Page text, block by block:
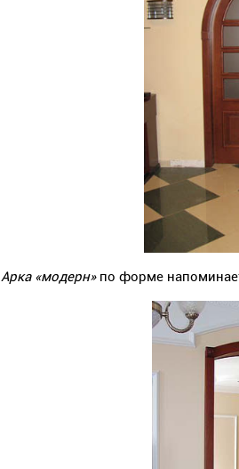
Арка «модерн» по форме